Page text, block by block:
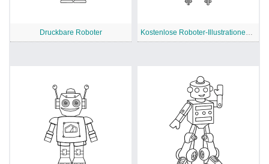
Druckbare Roboter Kostenlose Roboter-Illustrationen zum kreativen Ausmalen